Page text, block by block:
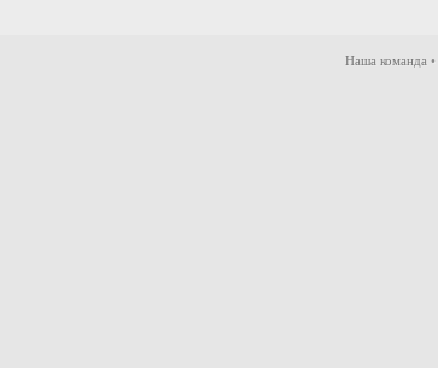
Наша команда •